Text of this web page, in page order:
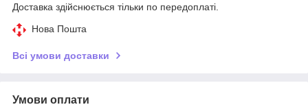
Доставка здійснюється тільки по передоплаті.
Нова Пошта
Всі умови доставки
Умови оплати